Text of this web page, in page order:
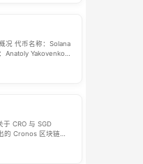
况 代币名称：Solana
Anatoly Yakovenko
⚙️ 技术特性 共识机
于 CRO 与 SGD
的 Cronos 区块链的
态内 Visa 卡的核心权